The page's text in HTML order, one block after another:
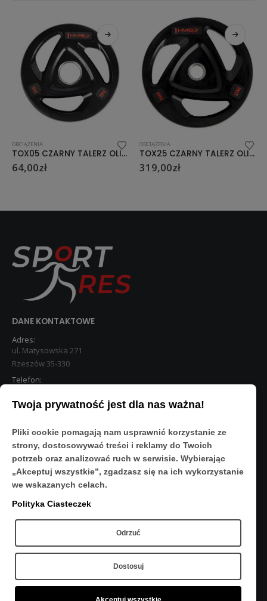
OBCIĄŻENIA
TOX25 CZARNY TALERZ OLIMPIJSKI OGUMOWANY 25 KG HMS
319,00zł
OBCIĄŻENIA
TOG20 TALERZ OLIMPIJSKI OGUMOWANY 20 KG NN
259,00zł
DANE KONTAKTOWE
Adres:
ul. Matysowska 271
Rzeszów 35-330
Telefon:
STREFA KLIENTA
Moje konto
O Nas
Polityka prywatności
Regulamin
FAQ
OBSERWUJ NAS
Twoja prywatność jest dla nas ważna!
Pliki cookie pomagają nam usprawnić korzystanie ze
strony, dostosowywać treści i reklamy do Twoich
potrzeb oraz analizować ruch w serwisie. Wybierając
„Akceptuj wszystkie”, zgadzasz się na ich wykorzystanie
we wskazanych celach.
Polityka Ciasteczek
Odrzuć
Dostosuj